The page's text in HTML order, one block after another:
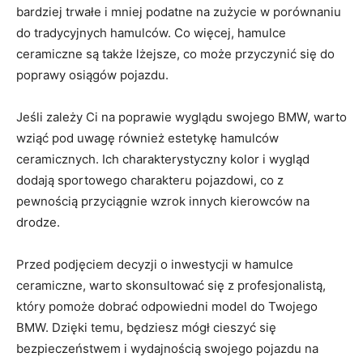
bardziej trwałe i mniej podatne na zużycie w porównaniu
do tradycyjnych ⁤hamulców. Co⁣ więcej, hamulce
ceramiczne są także lżejsze, co może przyczynić się⁢ do ​
poprawy osiągów pojazdu.
Jeśli zależy Ci‍ na poprawie wyglądu ⁤swojego ‍BMW, warto
wziąć pod uwagę również estetykę hamulców
ceramicznych. Ich charakterystyczny kolor i​ wygląd
dodają sportowego charakteru pojazdowi, co z⁣
pewnością przyciągnie wzrok innych kierowców na
drodze.
Przed podjęciem decyzji o inwestycji w hamulce
ceramiczne,⁣ warto skonsultować się z profesjonalistą,
który pomoże dobrać odpowiedni model ‌do ⁣Twojego
BMW. Dzięki temu, będziesz mógł cieszyć się
bezpieczeństwem i​ wydajnością⁢ swojego ⁤pojazdu na